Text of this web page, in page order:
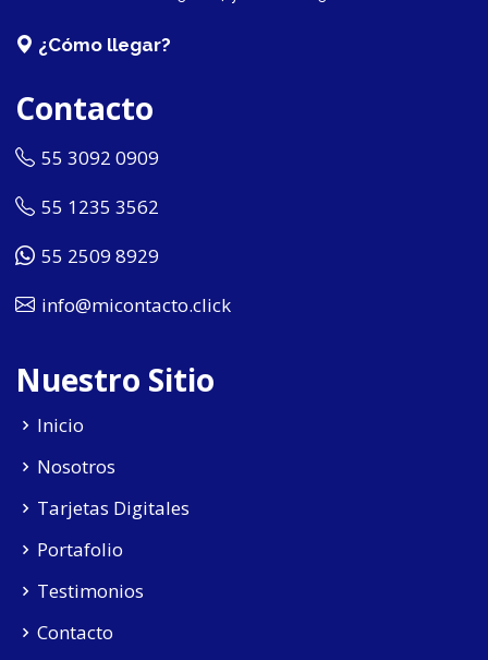
¿Cómo llegar?
Contacto
55 3092 0909
55 1235 3562
55 2509 8929
info@micontacto.click
Nuestro Sitio
Inicio
Nosotros
Tarjetas Digitales
Portafolio
Testimonios
Contacto